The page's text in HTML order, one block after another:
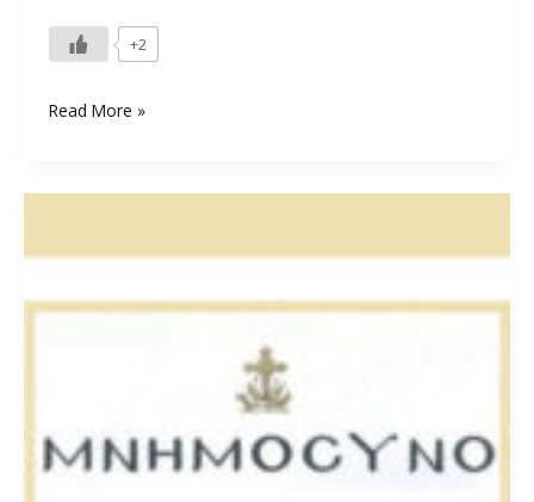
+2
Ετήσιο
Read More »